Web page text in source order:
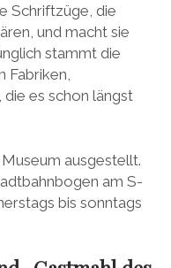
Schriftzüge, die
und macht sie
stammt die
Fabriken,
die es schon längst
ausgestellt.
am S-
bis sonntags